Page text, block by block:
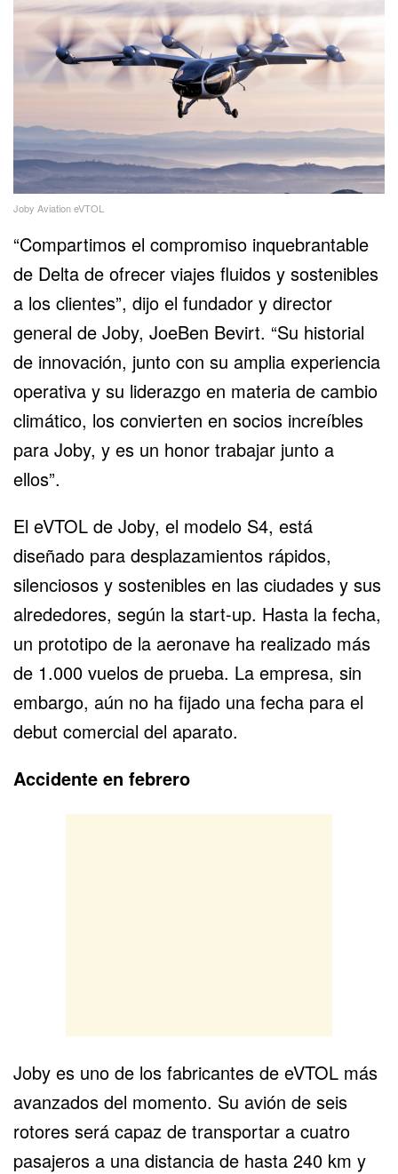
Joby Aviation eVTOL
“Compartimos el compromiso inquebrantable
de Delta de ofrecer viajes fluidos y sostenibles
a los clientes”, dijo el fundador y director
general de Joby, JoeBen Bevirt. “Su historial
de innovación, junto con su amplia experiencia
operativa y su liderazgo en materia de cambio
climático, los convierten en socios increíbles
para Joby, y es un honor trabajar junto a
ellos”.
El eVTOL de Joby, el modelo S4, está
diseñado para desplazamientos rápidos,
silenciosos y sostenibles en las ciudades y sus
alrededores, según la start-up. Hasta la fecha,
un prototipo de la aeronave ha realizado más
de 1.000 vuelos de prueba. La empresa, sin
embargo, aún no ha fijado una fecha para el
debut comercial del aparato.
Accidente en febrero
Joby es uno de los fabricantes de eVTOL más
avanzados del momento. Su avión de seis
rotores será capaz de transportar a cuatro
pasajeros a una distancia de hasta 240 km y